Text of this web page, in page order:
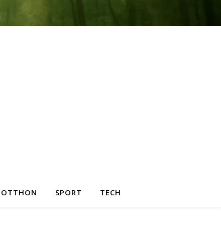
OTTHON SPORT TECH